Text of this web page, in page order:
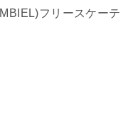
フリースケーテ